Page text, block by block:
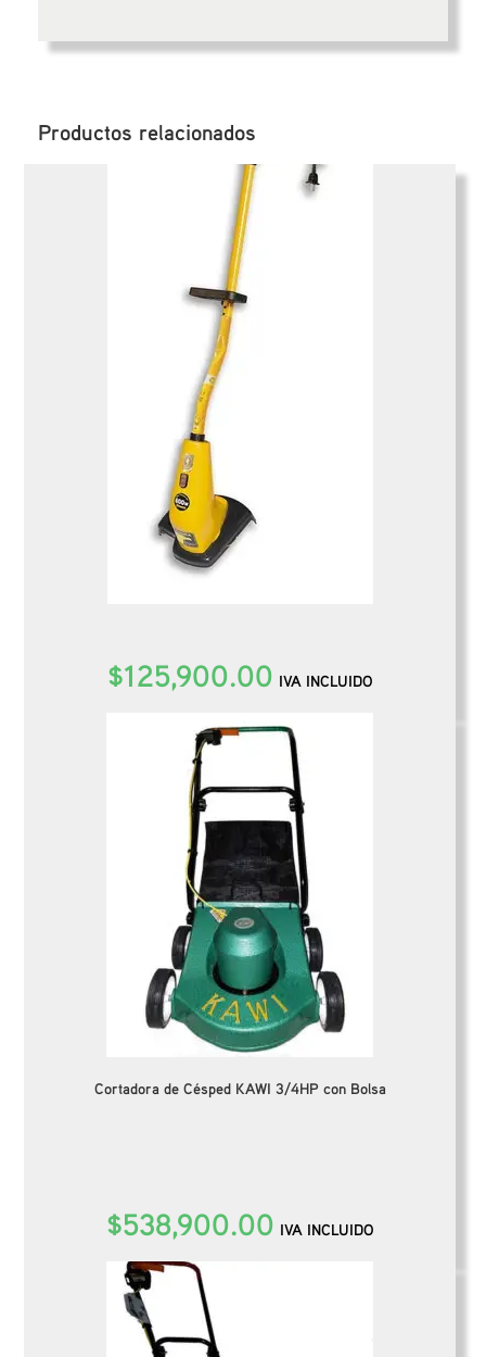
Productos relacionados
Bordeadora DIBRA 600W 45002R
$125,900.00 IVA INCLUIDO
Cortadora de Césped KAWI 3/4HP con Bolsa
$538,900.00 IVA INCLUIDO